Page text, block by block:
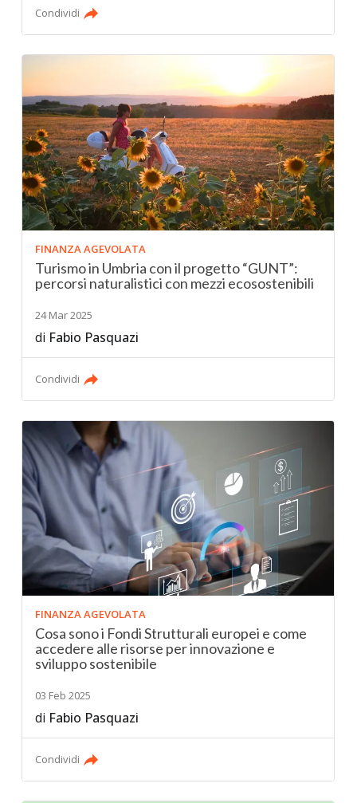
Condividi
FINANZA AGEVOLATA
Turismo in Umbria con il progetto “GUNT”:
percorsi naturalistici con mezzi ecosostenibili
24 Mar 2025
di Fabio Pasquazi
Condividi
FINANZA AGEVOLATA
Cosa sono i Fondi Strutturali europei e come
accedere alle risorse per innovazione e
sviluppo sostenibile
03 Feb 2025
di Fabio Pasquazi
Condividi